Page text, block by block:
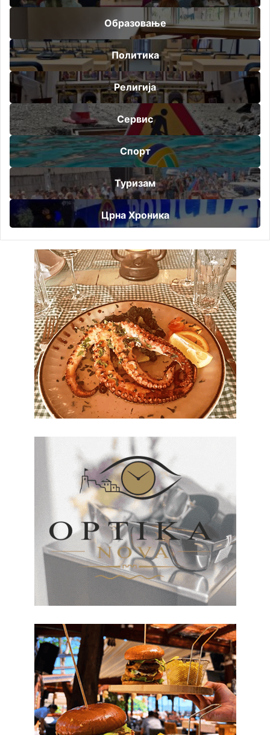
Образовање
Политика
Религија
Сервис
Спорт
Туризам
Црна Хроника